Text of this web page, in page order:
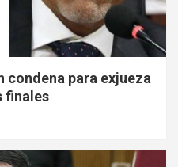
condena para exjueza
finales